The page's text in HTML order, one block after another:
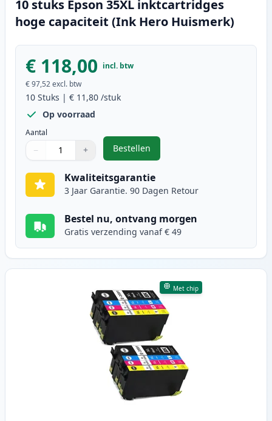
10 stuks Epson 35XL inktcartridges
hoge capaciteit (Ink Hero Huismerk)
€ 118,00 incl. btw
€ 97,52excl. btw
10 Stuks | € 11,80 /stuk
Op voorraad
Aantal
Gebruik de knoppen om aan te passen
− +
1
Bestellen
,10 stuks Epson 35XL
Kwaliteitsgarantie
3 Jaar Garantie. 90 Dagen Retour
Bestel nu, ontvang morgen
Gratis verzending vanaf € 49
Met chip